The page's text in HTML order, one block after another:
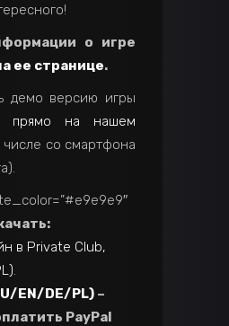
о игре
ее странице.
демо версию игры
прямо на нашем
числе со смартфона
в Private Club,
.
EN/DE/PL) –
PayPal